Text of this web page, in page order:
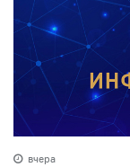
вчера